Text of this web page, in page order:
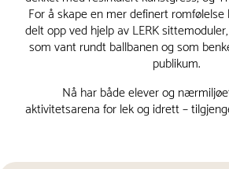
For å skape en mer definert
delt opp ved hjelp av LERK
som vant rundt ballbanen og som
publikum.
Nå har både elever og
aktivitetsarena for lek og idrett –